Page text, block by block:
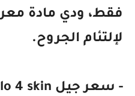
فقط، ودي مادة
لإلتئام الجروح.